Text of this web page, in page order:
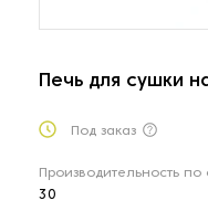
Печь для сушки
Под заказ
Производительность
30